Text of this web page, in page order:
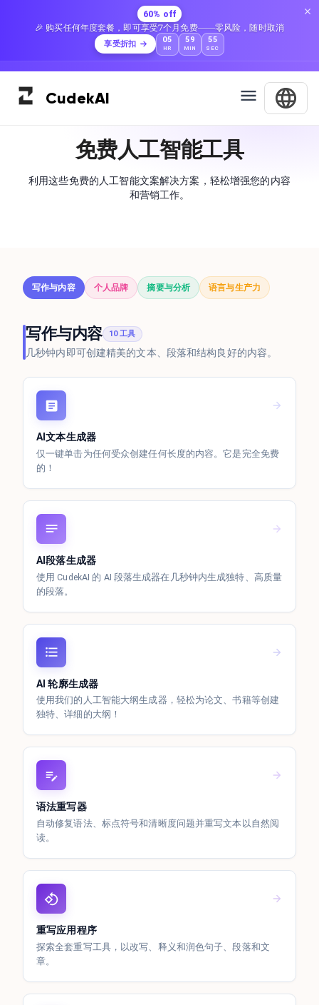
60% off
🎉 购买任何年度套餐，即可享受7个月免费——零风险，随时取消
享受折扣 05
HR
59
MIN
54
SEC
CudekAI
免费人工智能工具
利用这些免费的人工智能文案解决方案，轻松增强您的内容
和营销工作。
写作与内容 个人品牌 摘要与分析 语言与生产力
写作与内容 10 工具
几秒钟内即可创建精美的文本、段落和结构良好的内容。
AI文本生成器
仅一键单击为任何受众创建任何长度的内容。它是完全免费
的！
AI段落生成器
使用 CudekAI 的 AI 段落生成器在几秒钟内生成独特、高质量
的段落。
AI 轮廓生成器
使用我们的人工智能大纲生成器，轻松为论文、书籍等创建
独特、详细的大纲！
语法重写器
自动修复语法、标点符号和清晰度问题并重写文本以自然阅
读。
重写应用程序
探索全套重写工具，以改写、释义和润色句子、段落和文
章。